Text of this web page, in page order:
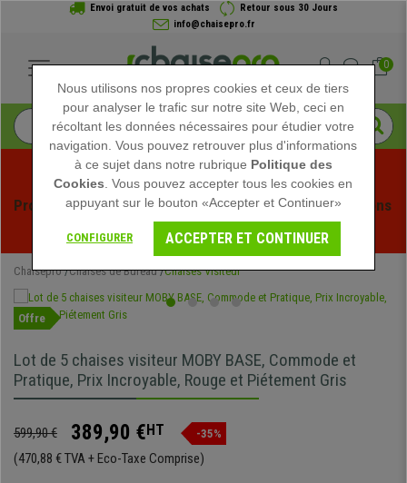
Envoi gratuit de vos achats
Retour sous 30 Jours
info@chaisepro.fr
0
Profitez des soldes d'été chez Chaisepro ! Des réductions
exclusives pour une durée limitée - Voir l'offre
Chaisepro Chaises de Bureau Chaises Visiteur
Offre
Lot de 5 chaises visiteur MOBY BASE, Commode et
Pratique, Prix Incroyable, Rouge et Piétement Gris
599,90 € 389,90 €HT -35%
(470,88 € TVA + Eco-Taxe Comprise)
Nous utilisons nos propres cookies et ceux de tiers
pour analyser le trafic sur notre site Web, ceci en
récoltant les données nécessaires pour étudier votre
navigation. Vous pouvez retrouver plus d'informations
à ce sujet dans notre rubrique Politique des
Cookies . Vous pouvez accepter tous les cookies en
appuyant sur le bouton «Accepter et Continuer»
CONFIGURER ACCEPTER ET CONTINUER